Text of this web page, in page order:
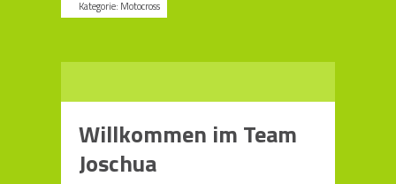
Kategorie: Motocross
Willkommen im Team
Joschua